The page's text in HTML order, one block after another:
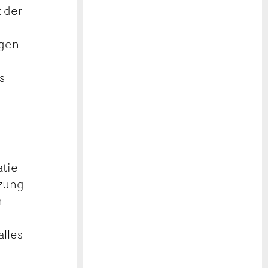
der